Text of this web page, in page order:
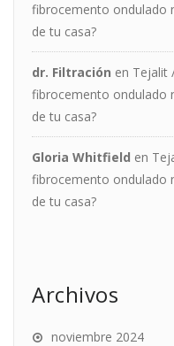
fibrocemento ondulado
de tu casa?
dr. Filtración en Tejalit
fibrocemento ondulado
de tu casa?
Gloria Whitfield en
fibrocemento ondulado
de tu casa?
Archivos
noviembre 2024